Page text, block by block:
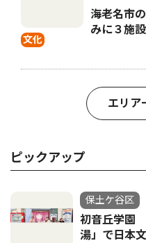
文化
海老名市
みに３施
エリア
ピックアップ
保土ケ谷区
初音丘学園
湯」で日本